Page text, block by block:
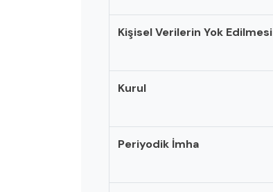
Kişisel Verilerin Yok Edilmesi
Kurul
Periyodik İmha